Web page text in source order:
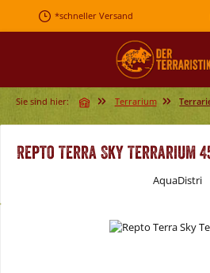
Zum Hauptinhalt springen
*schneller Versand
Sie sind hier: Terrarium
Repto Terra Sky Terrarium
AquaDistri
Bildergalerie überspringen